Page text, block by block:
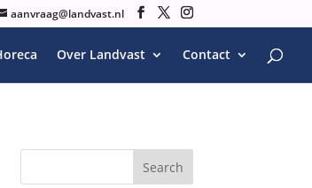
aanvraag@landvast.nl
Over Landvast Contact